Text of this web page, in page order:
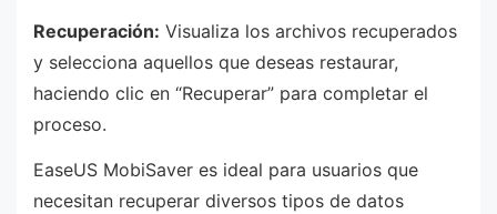
Recuperación: Visualiza los archivos recuperados
y selecciona aquellos que deseas restaurar,
haciendo clic en “Recuperar” para completar el
proceso.
EaseUS MobiSaver es ideal para usuarios que
necesitan recuperar diversos tipos de datos